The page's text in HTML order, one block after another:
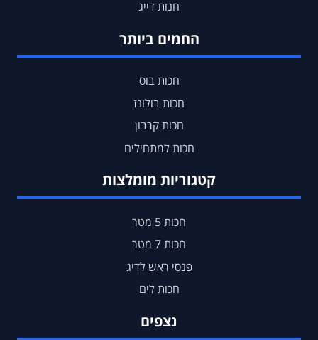
חנות דייג
החמים ביותר
חכות בוס
חכות בולונז
חכות קרבון
חכות למתחילים
קטגוריות מומלצות
חכות 5 מטר
חכות 7 מטר
פנסי ראש לדיג
חכות לים
נצפים